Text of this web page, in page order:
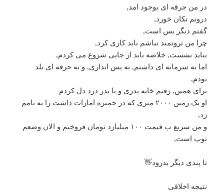
در من جرقه ای بوجود امد,
درونم تکان خورد,
گفتم دیگر بس است,
چرا من ثروتمند نباشم باید کاری کرد,
نباید نشست, خلاصه باید از جایی شروع می کردم,
اما نه سرمایه ای داشتم, نه پس اندازی, و نه حرفه ای بلد
بودم,
برای همین, رفتم خانه پدری و با پدر درد دل کردم
او یک زمین ۲۰۰۰ متری که در جمیره امارات داشت را به نامم
زد,
و من سریع ب قیمت ۱۰۰ میلیارد تومان فروختم و الان وضعم
توپ است,
تا پندی دیگر بدرود👋
نتیجه اخلاقی